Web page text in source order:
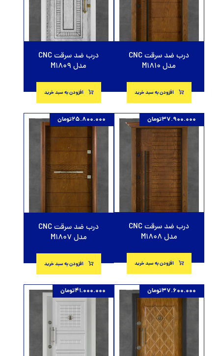
درب ضد سرقت CNC
مدل M1810
افزودن به سبد خرید
درب ضد سرقت CNC
مدل M1809
افزودن به سبد خرید
درب ضد سرقت CNC
مدل M1808
37.900.000تومان
افزودن به سبد خرید
درب ضد سرقت CNC
مدل M1807
25.800.000تومان
افزودن به سبد خرید
37.600.000تومان 41.000.000تومان